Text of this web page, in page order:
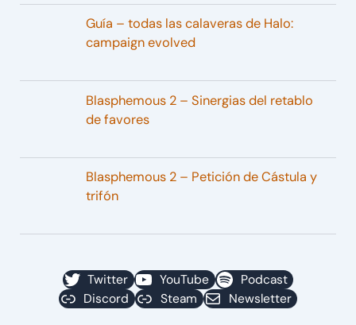
Guía – todas las calaveras de Halo:
campaign evolved
Blasphemous 2 – Sinergias del retablo
de favores
Blasphemous 2 – Petición de Cástula y
trifón
Twitter YouTube
Podcast
Discord
Steam Newsletter